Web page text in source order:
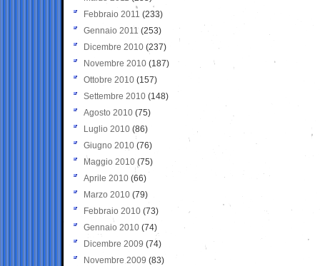
Febbraio 2011 (233)
Gennaio 2011 (253)
Dicembre 2010 (237)
Novembre 2010 (187)
Ottobre 2010 (157)
Settembre 2010 (148)
Agosto 2010 (75)
Luglio 2010 (86)
Giugno 2010 (76)
Maggio 2010 (75)
Aprile 2010 (66)
Marzo 2010 (79)
Febbraio 2010 (73)
Gennaio 2010 (74)
Dicembre 2009 (74)
Novembre 2009 (83)